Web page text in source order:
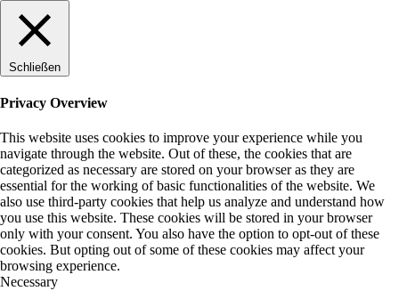
Schließen
Privacy Overview
This website uses cookies to improve your experience while you
navigate through the website. Out of these, the cookies that are
categorized as necessary are stored on your browser as they are
essential for the working of basic functionalities of the website. We
also use third-party cookies that help us analyze and understand how
you use this website. These cookies will be stored in your browser
only with your consent. You also have the option to opt-out of these
cookies. But opting out of some of these cookies may affect your
browsing experience.
Necessary